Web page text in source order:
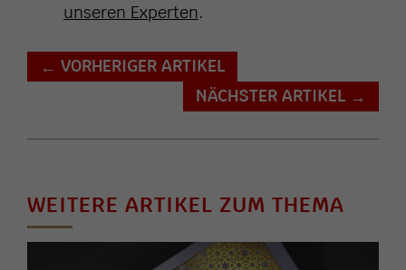
unseren Experten.
← VORHERIGER ARTIKEL
NÄCHSTER ARTIKEL →
WEITERE ARTIKEL ZUM THEMA